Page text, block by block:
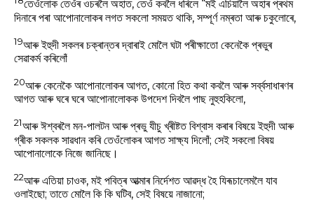
তেওঁলোক তেওঁৰ ওচৰলৈ অহাত, তেওঁ কবলৈ ধৰিলে “মই এচিয়ালৈ অহাৰ প্ৰথম
দিনাৰে পৰা আপোনালোকৰ লগত সকলো সময়ত থাকি, সম্পূৰ্ণ নম্ৰতা আৰু চকুলোৰে,
19আৰু ইহুদী সকলৰ চক্ৰান্তৰ দ্বাৰাই মোলৈ ঘটা পৰীক্ষাতো কেনেকৈ প্ৰভুৰ
সেৱাকৰ্ম কৰিলোঁ
20আৰু কেনেকৈ আপোনালোকৰ আগত, কোনো হিত কথা কবলৈ আৰু সৰ্ব্বসাধাৰণৰ
আগত আৰু ঘৰে ঘৰে আপোনালোকক উপদেশ দিবলৈ পাছ নুহুহকিলো,
21আৰু ঈশ্বৰলৈ মন-পালটন আৰু প্ৰভু যীচু খ্ৰীষ্টত বিশ্বাস কৰাৰ বিষয়ে ইহুদী আৰু
গ্ৰীক সকলক সাৱধান কৰি তেওঁলোকৰ আগত সাক্ষ্য দিলোঁ; সেই সকলো বিষয়
আপোনালোকে নিজে জানিছে।
22আৰু এতিয়া চাওক, মই পবিত্ৰ আত্মাৰ নির্দেশত আৱদ্ধ হৈ যিৰূচালেমলৈ যাব
ওলাইছো; তাতে মোলৈ কি কি ঘটিব, সেই বিষয়ে নাজানো;